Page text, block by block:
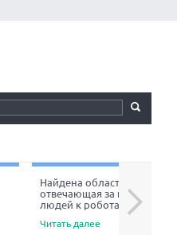
Найдена область мозга,
отвечающая за неприязнь
людей к роботам
Читать далее
Next